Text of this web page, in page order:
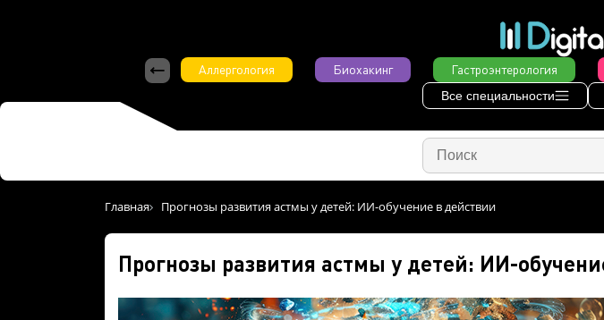
Аллергология
Биохакинг Гастроэнтерология
Все специальности
Главная Прогнозы развития астмы у детей: ИИ-обучение в действии
Прогнозы развития астмы у детей: ИИ-